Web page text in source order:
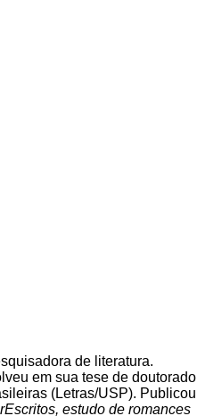
de literatura.
em sua tese de doutorado
(Letras/USP). Publicou
estudo de romances